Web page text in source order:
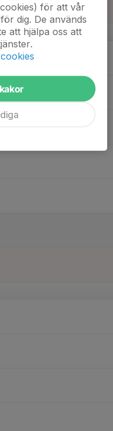
för att vår
dig. De används
att hjälpa oss att